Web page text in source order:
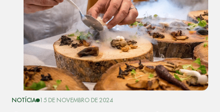
NOTÍCIA 15 DE NOVEMBRO DE 2024